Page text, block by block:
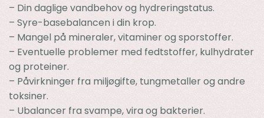
– Din daglige vandbehov og hydreringstatus.
– Syre-basebalancen i din krop.
– Mangel på mineraler, vitaminer og sporstoffer.
– Eventuelle problemer med fedtstoffer, kulhydrater
og proteiner.
– Påvirkninger fra miljøgifte, tungmetaller og andre
toksiner.
– Ubalancer fra svampe, vira og bakterier.